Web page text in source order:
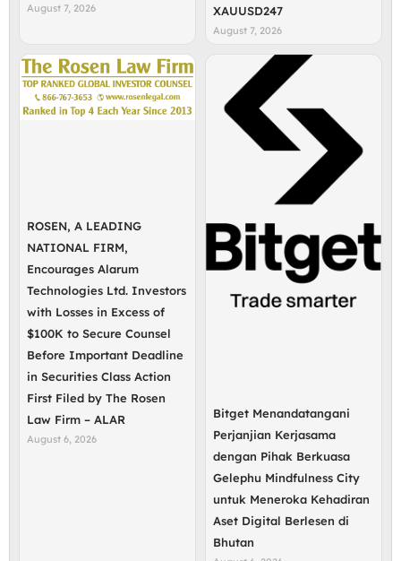
August 7, 2026
XAUUSD247
August 7, 2026
ROSEN, A LEADING
NATIONAL FIRM,
Encourages Alarum
Technologies Ltd. Investors
with Losses in Excess of
$100K to Secure Counsel
Before Important Deadline
in Securities Class Action
First Filed by The Rosen
Law Firm – ALAR
August 6, 2026
Bitget Menandatangani
Perjanjian Kerjasama
dengan Pihak Berkuasa
Gelephu Mindfulness City
untuk Meneroka Kehadiran
Aset Digital Berlesen di
Bhutan